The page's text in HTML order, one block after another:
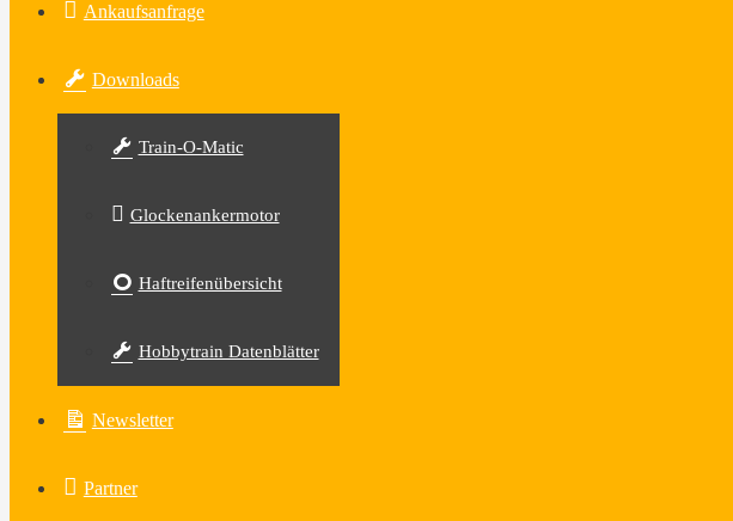
Ankaufsanfrage
Downloads
Train-O-Matic
Glockenankermotor
Haftreifenübersicht
Hobbytrain Datenblätter
Newsletter
Partner